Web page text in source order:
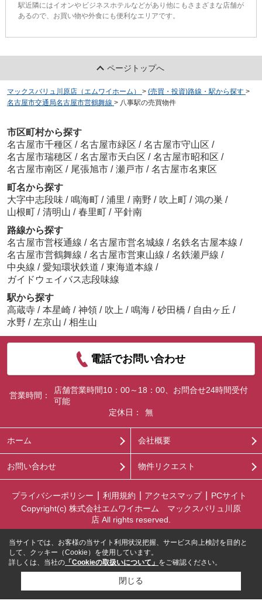
駅近隣にはイオンやビジネスホテルなどがあり他にもさまざまな店舗が
あるので、お買い物や外食にも便利なエリアです。
ページトップへ
マックスバリュ川原店（エムワイホーム） > (売買・投資)路線・駅から探す >
名古屋市交通局名古屋市営鶴舞線 > 八事駅の売買物件
市区町村から探す
名古屋市千種区 / 名古屋市緑区 / 名古屋市守山区 /
名古屋市瑞穂区 / 名古屋市天白区 / 名古屋市昭和区 /
名古屋市南区 / 尾張旭市 / 瀬戸市 / 名古屋市名東区
町名から探す
大字中志段味 / 鳴海町 / 浦里 / 南野 / 吹上町 / 鴻の巣 /
山根町 / 清明山 / 春里町 / 平針南
路線から探す
名古屋市営桜通線 / 名古屋市営名城線 / 名鉄名古屋本線 /
名古屋市営鶴舞線 / 名古屋市営東山線 / 名鉄瀬戸線 /
中央線 / 愛知環状鉄道 / 東海道本線 /
ガイドウェイバス志段味線
駅から探す
高蔵寺 / 本星崎 / 神領 / 吹上 / 鳴海 / 砂田橋 / 自由ヶ丘 /
水野 / 左京山 / 相生山
電話でお問い合わせ
営業時間：
店舗営業時間10：00～18：00、お問合せ24時間受付
可能
定休日：
無
ホーム 会社概要
お問い合わせ 物件リクエスト
プライバシーポリシー 利用規約 アクセスマップ
PCサイト
Copyright(c) 株式会社エムワイホーム マックスバリュ川原
店 All rights reserved.
当サイトでは、お客様の当サイト利用状況把握、サービス向上検討を目的と
して、クッキー（Cookie）を使用しています。
詳しくは、当社の 「Cookieの取扱いについて」 をご確認ください。
閉じる